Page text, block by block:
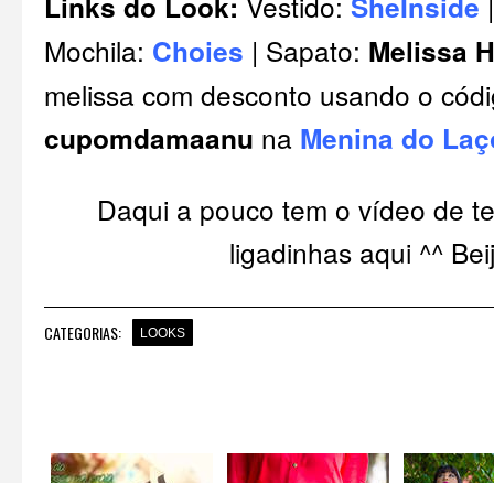
Mochila: Choies | Sapato: Melissa
melissa com desconto usando o
cupomdamaanu na Menina do
Daqui a pouco tem o vídeo de
ligadinhas aqui ^^
CATEGORIAS: LOOKS